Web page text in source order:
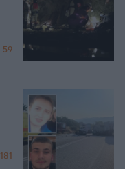
59
181